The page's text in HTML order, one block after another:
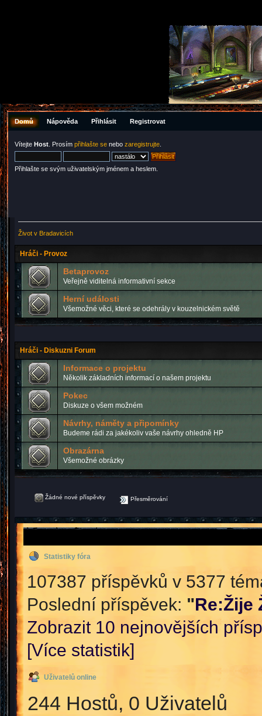
Domů Nápověda Přihlásit Registrovat
Vítejte Host . Prosím přihlašte se nebo zaregistrujte
Přihlašte se svým uživatelským jménem a heslem.
Život v Bradavicích
Hráči - Provoz
Betaprovoz
Veřejně viditelná informativní sekce
Herní události
Všemožné věci, které se odehrály v kouzelnickém světě
Hráči - Diskuzni Forum
Informace o projektu
Několik základních informací o našem projektu
Pokec
Diskuze o všem možném
Návrhy, náměty a připomínky
Budeme rádi za jakékoliv vaše návrhy ohledně HP
Obrazárna
Všemožné obrázky
Žádné nové příspěvky Přesměrování
Statistiky fóra
107387 příspěvků v 5377
Poslední příspěvek: "Re:Žije
Zobrazit 10 nejnovějších
[Více statistik]
Uživatelů online
244 Hostů, 0 Uživatelů